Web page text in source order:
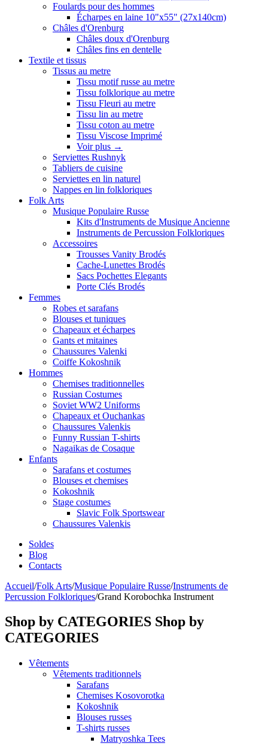
Foulards pour des hommes
Écharpes en laine 10"x55" (27x140cm)
Châles d'Orenburg
Châles doux d'Orenburg
Châles fins en dentelle
Textile et tissus
Tissus au metre
Tissu motif russe au metre
Tissu folklorique au metre
Tissu Fleuri au metre
Tissu lin au metre
Tissu coton au metre
Tissu Viscose Imprimé
Voir plus →
Serviettes Rushnyk
Tabliers de cuisine
Serviettes en lin naturel
Nappes en lin folkloriques
Folk Arts
Musique Populaire Russe
Kits d'Instruments de Musique Ancienne
Instruments de Percussion Folkloriques
Accessoires
Trousses Vanity Brodés
Cache-Lunettes Brodés
Sacs Pochettes Elegants
Porte Clés Brodés
Femmes
Robes et sarafans
Blouses et tuniques
Chapeaux et écharpes
Gants et mitaines
Chaussures Valenki
Coiffe Kokoshnik
Hommes
Chemises traditionnelles
Russian Costumes
Soviet WW2 Uniforms
Chapeaux et Ouchankas
Chaussures Valenkis
Funny Russian T-shirts
Nagaikas de Cosaque
Enfants
Sarafans et costumes
Blouses et chemises
Kokoshnik
Stage costumes
Slavic Folk Sportswear
Chaussures Valenkis
Soldes
Blog
Contacts
Accueil/Folk Arts/Musique Populaire Russe/Instruments de
Percussion Folkloriques/Grand Korobochka Instrument
Shop by CATEGORIES Shop by
CATEGORIES
Vêtements
Vêtements traditionnels
Sarafans
Chemises Kosovorotka
Kokoshnik
Blouses russes
T-shirts russes
Matryoshka Tees